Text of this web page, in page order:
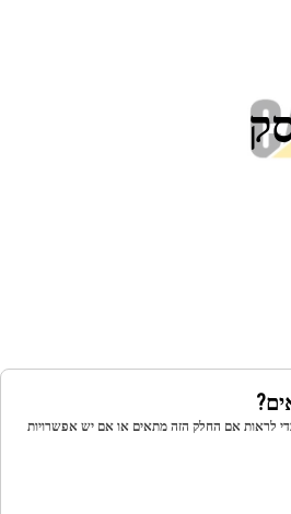
אם החלק הזה מתאים או אם יש אפשרויות